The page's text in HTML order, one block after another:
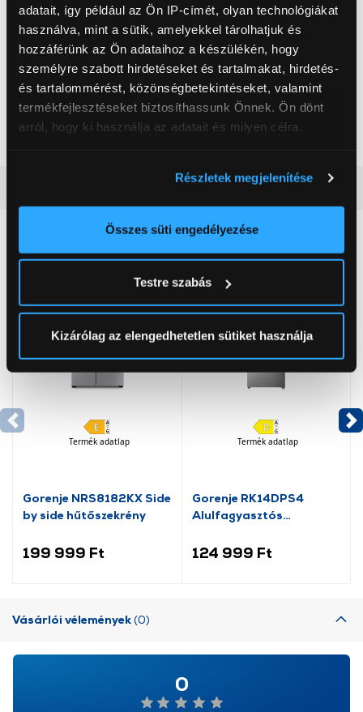
adatait, így például az Ön IP-címét, olyan technológiákat
használva, mint a sütik, amelyekkel tárolhatjuk és
hozzáférünk az Ön adataihoz a készülékén, hogy
személyre szabott hirdetéseket és tartalmakat, hirdetés-
és tartalommérést, közönségbetekintéseket, valamint
termékfejlesztéseket biztosíthassunk Önnek. Ön dönt
arról, hogy ki használja az adatait és milyen célra.
elhelyezkedéséről pár méteres pontossággal
Az Ön készülékén beazonosítása annak konkrét
módjairól és adja meg preferenciáit aRészletek
pontban. Bármikor módosíthatja vagy visszavonhatja a
Sütinyilatkozathoz való hozzájárulását.
okat használ, melyeket az Ön gépén tárol a rendszer. A
szolgáltatásaink biztosításához szükségesek. Az oldal
használatával Ön elfogadja a cookie-k használatát.
Részletek megjelenítése
Összes süti engedélyezése
Testre szabás
Kizárólag az elengedhetetlen sütiket használja
Kábel hossza
200 cm
Szín
Fekete
Súly
350 g
Fejhallgató típus
Fejhallgató
Neked ajánljuk
Termék adatlap
Gorenje NRS8182KX Side
by side hűtőszekrény
199 999 Ft
Termék adatlap
Gorenje RK14DPS4
Alulfagyasztós
124 999 Ft
Vásárlói vélemények(0)
0